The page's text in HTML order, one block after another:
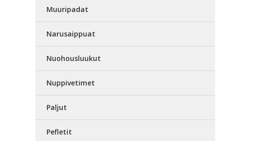
Muuripadat
Narusaippuat
Nuohousluukut
Nuppivetimet
Paljut
Pefletit